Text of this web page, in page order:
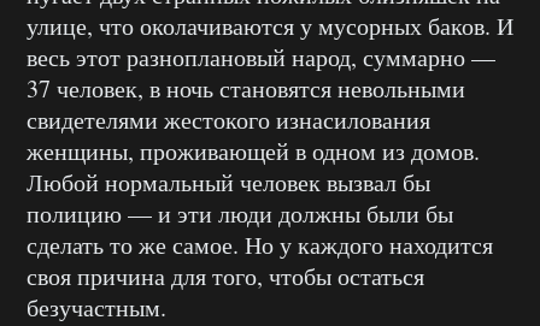
улице, что околачиваются у мусорных баков. И
весь этот разноплановый народ, суммарно —
37 человек, в ночь становятся невольными
свидетелями жестокого изнасилования
женщины, проживающей в одном из домов.
Любой нормальный человек вызвал бы
полицию — и эти люди должны были бы
сделать то же самое. Но у каждого находится
своя причина для того, чтобы остаться
безучастным.